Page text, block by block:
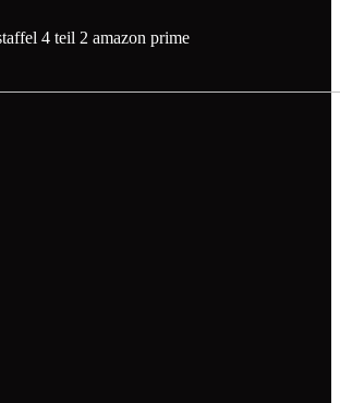
4 teil 2 amazon prime